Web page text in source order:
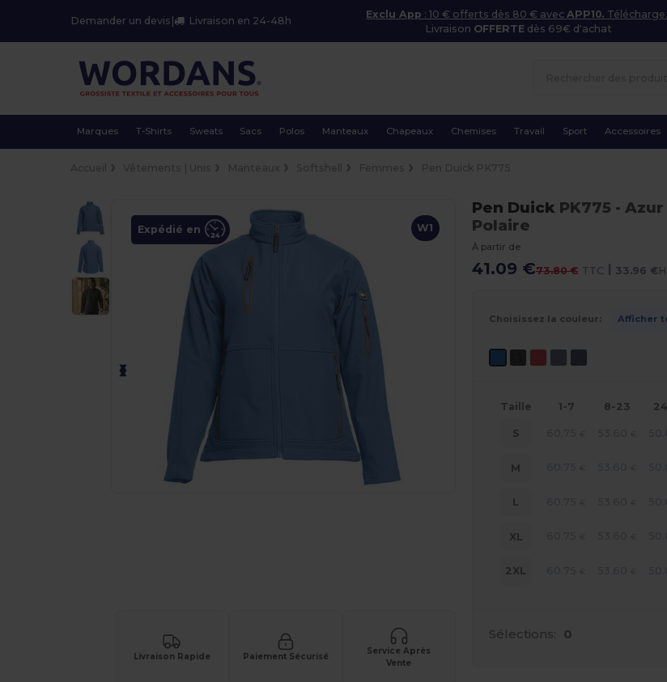
Demander un devis Livraison en 24-48h
Exclu App : 10 € offerts dès 80 € avecAPP10.
Livraison OFFERTE dès 69€ d'achat
Marques T-Shirts Sweats Sacs Polos Manteaux Chapeaux Chemises Travail Sport Accessoires
W1
Expédié en
Livraison Rapide Paiement Sécurisé
Service Après
Vente
Pen Duick PK775 - Azur
Polaire
À partir de
41.09 €73.80 € TTC | 33.96 €
Choisissez la couleur: Afficher
Taille 1-7 8-23
S
M
L
XL
2XL
Sélections: 0